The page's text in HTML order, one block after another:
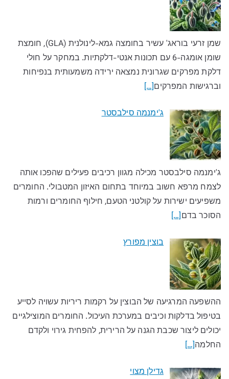
שמן זרעי בוראג' עשיר בחומצה גמא-לינולנית (GLA), חומצת
שומן אומגה-6 עם תכונות אנטי-דלקתיות. במחקר על חולי
דלקת מפרקים שגרונית נמצאה ירידה משמעותית בנפיחות
וברגישות המפרקים[…]
ג'ימנמה סילבסטר
ג'ימנמה סילבסטר מכילה מגוון רכיבים פעילים שהפכו אותה
לצמח מרפא חשוב במיוחד בתחום האיזון המטבולי. החומרים
משפיעים ישירות על קולטני הטעם, חילוף החומרים ורמות
הסוכר בדם[…]
בוצין מפורץ
ההשפעה המרגיעה של הבוצין על רקמות ריריות עשויה לסייע
בטיפול בדלקות וכיבים במערכת העיכול. החומרים המוצילגיים
יכולים ליצור שכבת הגנה על הרירית, להפחית גירוי ולקדם
החלמה[…]
גדילן מצוי